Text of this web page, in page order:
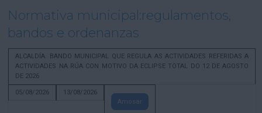
Normativa municipal:regulamentos,
bandos e ordenanzas
ALCALDÍA. BANDO MUNICIPAL QUE REGULA AS ACTIVIDADES REFERIDAS A
ACTIVIDADES NA RÚA CON MOTIVO DA ECLIPSE TOTAL DO 12 DE AGOSTO
DE 2026
05/08/2026
13/08/2026
Amosar